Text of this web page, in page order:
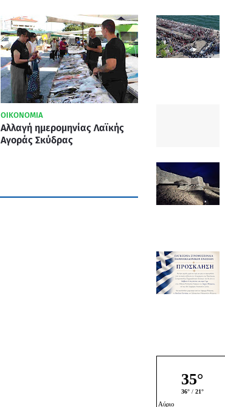
ΟΙΚΟΝΟΜΙΑ
Αλλαγή ημερομηνίας Λαϊκής
Αγοράς Σκύδρας